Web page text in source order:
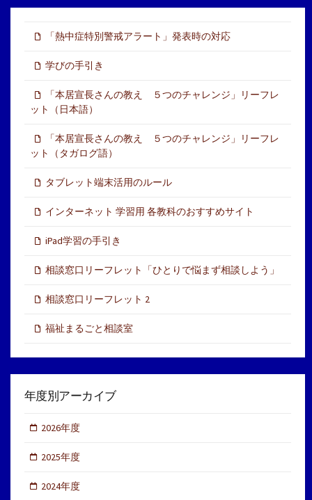
「熱中症特別警戒アラート」発表時の対応
学びの手引き
「本居宣長さんの教え ５つのチャレンジ」リーフレ
ット（日本語）
「本居宣長さんの教え ５つのチャレンジ」リーフレ
ット（タガログ語）
タブレット端末活用のルール
インターネット 学習用 各教科のおすすめサイト
iPad学習の手引き
相談窓口リーフレット「ひとりで悩まず相談しよう」
相談窓口リーフレット 2
福祉まるごと相談室
年度別アーカイブ
2026年度
2025年度
2024年度